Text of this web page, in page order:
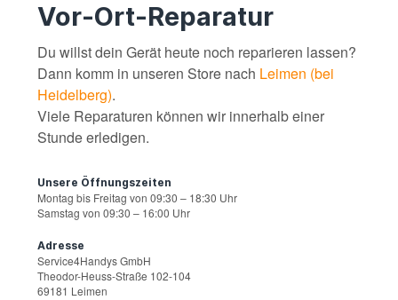
Vor-Ort-Reparatur
Du willst dein Gerät heute noch reparieren lassen?
Dann komm in unseren Store nach Leimen (bei
Heidelberg).
Viele Reparaturen können wir innerhalb einer
Stunde erledigen.
Unsere Öffnungszeiten
Montag bis Freitag von 09:30 – 18:30 Uhr
Samstag von 09:30 – 16:00 Uhr
Adresse
Service4Handys GmbH
Theodor-Heuss-Straße 102-104
69181 Leimen